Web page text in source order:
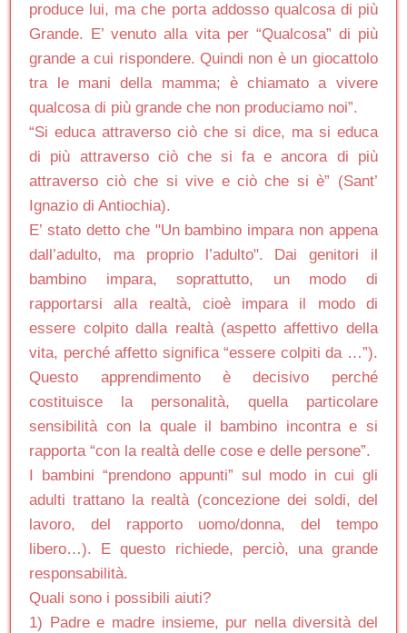
produce lui, ma che porta addosso qualcosa di più
Grande. E’ venuto alla vita per “Qualcosa” di più
grande a cui rispondere. Quindi non è un giocattolo
tra le mani della mamma; è chiamato a vivere
qualcosa di più grande che non produciamo noi”.
“Si educa attraverso ciò che si dice, ma si educa
di più attraverso ciò che si fa e ancora di più
attraverso ciò che si vive e ciò che si è” (Sant’
Ignazio di Antiochia).
E’ stato detto che "Un bambino impara non appena
dall’adulto, ma proprio l’adulto". Dai genitori il
bambino impara, soprattutto, un modo di
rapportarsi alla realtà, cioè impara il modo di
essere colpito dalla realtà (aspetto affettivo della
vita, perché affetto significa “essere colpiti da …”).
Questo apprendimento è decisivo perché
costituisce la personalità, quella particolare
sensibilità con la quale il bambino incontra e si
rapporta “con la realtà delle cose e delle persone”.
I bambini “prendono appunti” sul modo in cui gli
adulti trattano la realtà (concezione dei soldi, del
lavoro, del rapporto uomo/donna, del tempo
libero…). E questo richiede, perciò, una grande
responsabilità.
Quali sono i possibili aiuti?
1) Padre e madre insieme, pur nella diversità del